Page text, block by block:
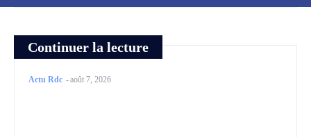
Continuer la lecture
Actu Rdc -août 7, 2026